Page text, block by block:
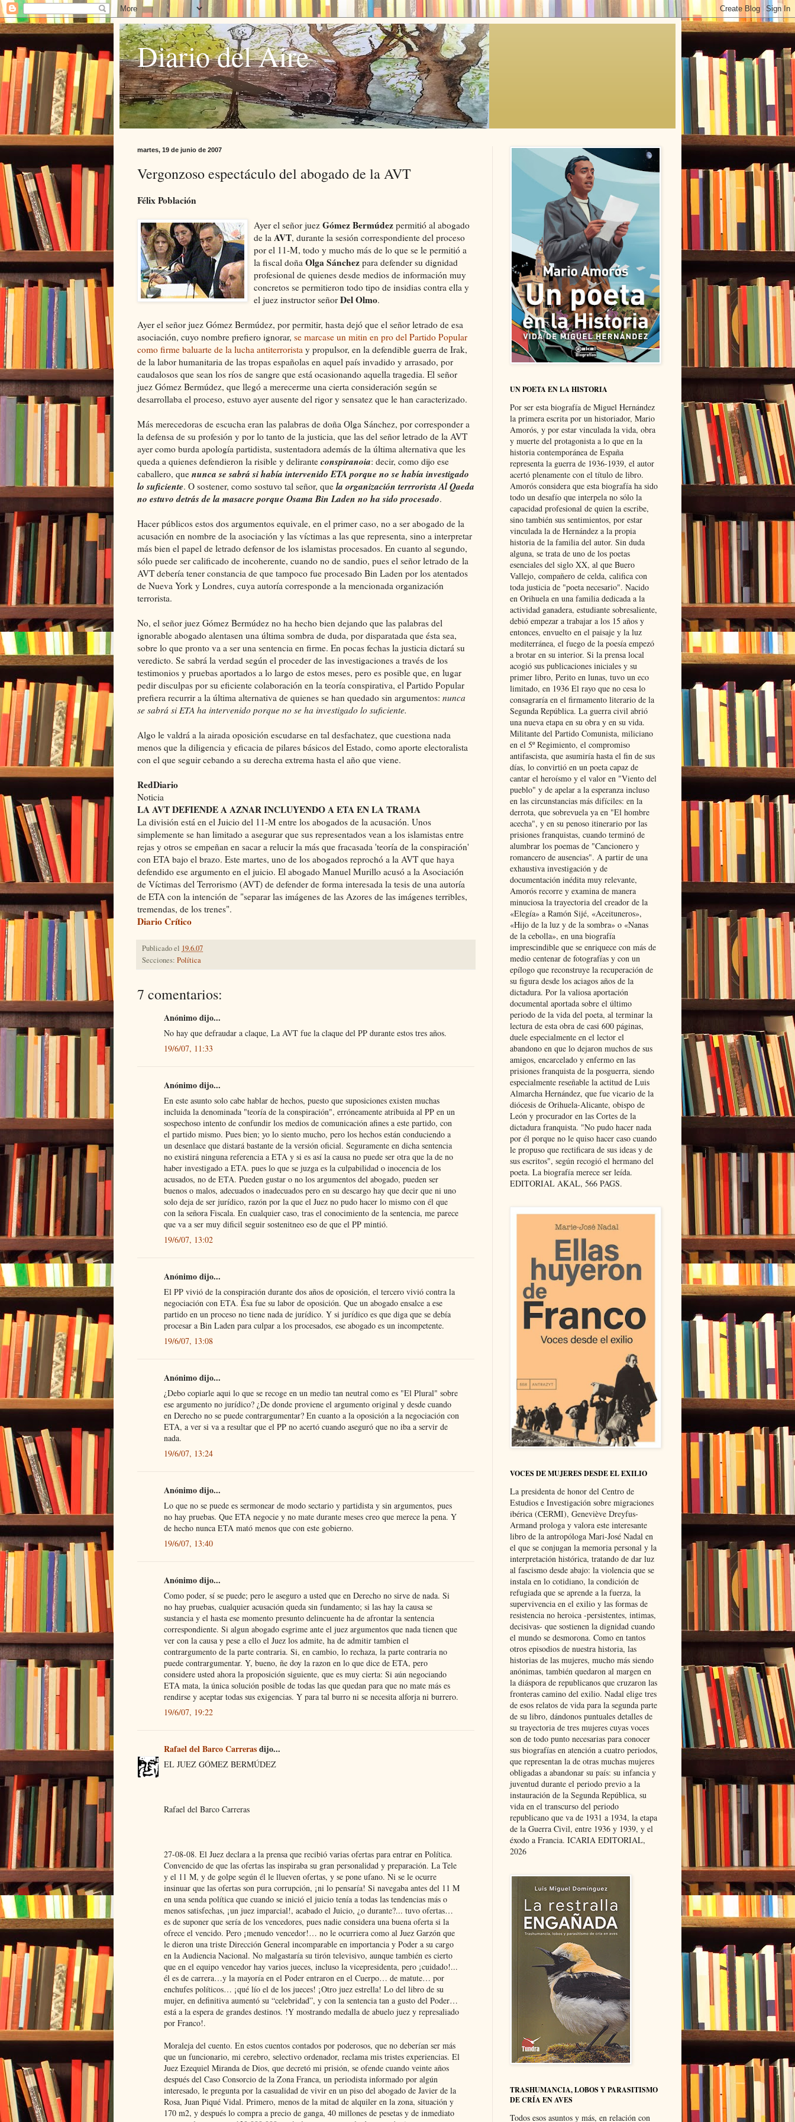
Diario del Aire
martes, 19 de junio de 2007
Vergonzoso espectáculo del abogado de la AVT
Félix Población
Ayer el señor juez Gómez Bermúdez permitió al abogado
de la AVT, durante la sesión correspondiente del proceso
por el 11-M, todo y mucho más de lo que se le permitió a
la fiscal doña Olga Sánchez para defender su dignidad
profesional de quienes desde medios de información muy
concretos se permitieron todo tipo de insidias contra ella y
el juez instructor señor Del Olmo.
Ayer el señor juez Gómez Bermúdez, por permitir, hasta dejó que el señor letrado de esa
asociación, cuyo nombre prefiero ignorar, se marcase un mitin en pro del Partido Popular
como firme baluarte de la lucha antiterrorista y propulsor, en la defendible guerra de Irak,
de la labor humanitaria de las tropas españolas en aquel país invadido y arrasado, por
caudalosos que sean los ríos de sangre que está ocasionando aquella tragedia. El señor
juez Gómez Bermúdez, que llegó a merecerme una cierta consideración según se
desarrollaba el proceso, estuvo ayer ausente del rigor y sensatez que le han caracterizado.
Más merecedoras de escucha eran las palabras de doña Olga Sánchez, por corresponder a
la defensa de su profesión y por lo tanto de la justicia, que las del señor letrado de la AVT
ayer como burda apología partidista, sustentadora además de la última alternativa que les
queda a quienes defendieron la risible y delirante conspiranoia: decir, como dijo ese
caballero, que nunca se sabrá si había intervenido ETA porque no se había investigado
lo suficiente. O sostener, como sostuvo tal señor, que la organización terrrorista Al Qaeda
no estuvo detrás de la masacre porque Osama Bin Laden no ha sido procesado.
Hacer públicos estos dos argumentos equivale, en el primer caso, no a ser abogado de la
acusación en nombre de la asociación y las víctimas a las que representa, sino a interpretar
más bien el papel de letrado defensor de los islamistas procesados. En cuanto al segundo,
sólo puede ser calificado de incoherente, cuando no de sandio, pues el señor letrado de la
AVT debería tener constancia de que tampoco fue procesado Bin Laden por los atentados
de Nueva York y Londres, cuya autoría corresponde a la mencionada organización
terrorista.
No, el señor juez Gómez Bermúdez no ha hecho bien dejando que las palabras del
ignorable abogado alentasen una última sombra de duda, por disparatada que ésta sea,
sobre lo que pronto va a ser una sentencia en firme. En pocas fechas la justicia dictará su
veredicto. Se sabrá la verdad según el proceder de las investigaciones a través de los
testimonios y pruebas aportados a lo largo de estos meses, pero es posible que, en lugar
pedir disculpas por su eficiente colaboración en la teoría conspirativa, el Partido Popular
prefiera recurrir a la última alternativa de quienes se han quedado sin argumentos: nunca
se sabrá si ETA ha intervenido porque no se ha investigado lo suficiente.
Algo le valdrá a la airada oposición escudarse en tal desfachatez, que cuestiona nada
menos que la diligencia y eficacia de pilares básicos del Estado, como aporte electoralista
con el que seguir cebando a su derecha extrema hasta el año que viene.
RedDiario
Noticia
LA AVT DEFIENDE A AZNAR INCLUYENDO A ETA EN LA TRAMA
La división está en el Juicio del 11-M entre los abogados de la acusación. Unos
simplemente se han limitado a asegurar que sus representados vean a los islamistas entre
rejas y otros se empeñan en sacar a relucir la más que fracasada 'teoría de la conspiración'
con ETA bajo el brazo. Este martes, uno de los abogados reprochó a la AVT que haya
defendido ese argumento en el juicio. El abogado Manuel Murillo acusó a la Asociación
de Víctimas del Terrorismo (AVT) de defender de forma interesada la tesis de una autoría
de ETA con la intención de "separar las imágenes de las Azores de las imágenes terribles,
tremendas, de los trenes".
Diario Crítico
Publicado el 19.6.07
Secciones: Política
7 comentarios:
Anónimo dijo...
No hay que defraudar a claque, La AVT fue la claque del PP durante estos tres años.
19/6/07, 11:33
Anónimo dijo...
En este asunto solo cabe hablar de hechos, puesto que suposiciones existen muchas
incluida la denominada "teoría de la conspiración", erróneamente atribuida al PP en un
sospechoso intento de confundir los medios de comunicación afines a este partido, con
el partido mismo. Pues bien; yo lo siento mucho, pero los hechos están conduciendo a
un desenlace que distará bastante de la versión oficial. Seguramente en dicha sentencia
no existirá ninguna referencia a ETA y si es así la causa no puede ser otra que la de no
haber investigado a ETA. pues lo que se juzga es la culpabilidad o inocencia de los
acusados, no de ETA. Pueden gustar o no los argumentos del abogado, pueden ser
buenos o malos, adecuados o inadecuados pero en su descargo hay que decir que ni uno
solo deja de ser jurídico, razón por la que el Juez no pudo hacer lo mismo con él que
con la señora Fiscala. En cualquier caso, tras el conocimiento de la sentencia, me parece
que va a ser muy dificil seguir sostenitneo eso de que el PP mintió.
19/6/07, 13:02
Anónimo dijo...
El PP vivió de la conspiración durante dos años de oposición, el tercero vivió contra la
negociación con ETA. Ésa fue su labor de oposición. Que un abogado ensalce a ese
partido en un proceso no tiene nada de jurídico. Y si jurídico es que diga que se debía
procesar a Bin Laden para culpar a los procesados, ese abogado es un incompetente.
19/6/07, 13:08
Anónimo dijo...
¿Debo copiarle aqui lo que se recoge en un medio tan neutral como es "El Plural" sobre
ese argumento no jurídico? ¿De donde proviene el argumento original y desde cuando
en Derecho no se puede contrargumentar? En cuanto a la oposición a la negociación con
ETA, a ver si va a resultar que el PP no acertó cuando aseguró que no iba a servir de
nada.
19/6/07, 13:24
Anónimo dijo...
Lo que no se puede es sermonear de modo sectario y partidista y sin argumentos, pues
no hay pruebas. Que ETA negocie y no mate durante meses creo que merece la pena. Y
de hecho nunca ETA mató menos que con este gobierno.
19/6/07, 13:40
Anónimo dijo...
Como poder, sí se puede; pero le aseguro a usted que en Derecho no sirve de nada. Si
no hay pruebas, cualquier acusación queda sin fundamento; si las hay la causa se
sustancia y el hasta ese momento presunto delincuente ha de afrontar la sentencia
correspondiente. Si algun abogado esgrime ante el juez argumentos que nada tienen que
ver con la causa y pese a ello el Juez los admite, ha de admitir tambien el
contrargumento de la parte contraria. Si, en cambio, lo rechaza, la parte contraria no
puede contrargumentar. Y, bueno, ñe doy la razon en lo que dice de ETA, pero
considere usted ahora la proposición siguiente, que es muy cierta: Si aún negociando
ETA mata, la única solución posible de todas las que quedan para que no mate más es
rendirse y aceptar todas sus exigencias. Y para tal burro ni se necesita alforja ni burrero.
19/6/07, 19:22
Rafael del Barco Carrerasdijo...
EL JUEZ GÓMEZ BERMÚDEZ
Rafael del Barco Carreras
27-08-08. El Juez declara a la prensa que recibió varias ofertas para entrar en Política.
Convencido de que las ofertas las inspiraba su gran personalidad y preparación. La Tele
y el 11 M, y de golpe según él le llueven ofertas, y se pone ufano. Ni se le ocurre
insinuar que las ofertas son pura corrupción, ¡ni lo pensaría! Si navegaba antes del 11 M
en una senda política que cuando se inició el juicio tenía a todas las tendencias más o
menos satisfechas, ¡un juez imparcial!, acabado el Juicio, ¿o durante?... tuvo ofertas…
es de suponer que sería de los vencedores, pues nadie considera una buena oferta si la
ofrece el vencido. Pero ¡menudo vencedor!… no le ocurriera como al Juez Garzón que
le dieron una triste Dirección General incomparable en importancia y Poder a su cargo
en la Audiencia Nacional. No malgastaría su tirón televisivo, aunque también es cierto
que en el equipo vencedor hay varios jueces, incluso la vicepresidenta, pero ¡cuidado!...
él es de carrera…y la mayoría en el Poder entraron en el Cuerpo… de matute… por
enchufes políticos… ¡qué lío el de los jueces! ¡Otro juez estrella! Lo del libro de su
mujer, en definitiva aumentó su “celebridad”, y con la sentencia tan a gusto del Poder…
está a la espera de grandes destinos. !Y mostrando medalla de abuelo juez y represaliado
por Franco!.
Moraleja del cuento. En estos cuentos contados por poderosos, que no deberían ser más
que un funcionario, mi cerebro, selectivo ordenador, reclama mis tristes experiencias. El
Juez Ezequiel Miranda de Dios, que decretó mi prisión, se ofende cuando veinte años
después del Caso Consorcio de la Zona Franca, un periodista informado por algún
interesado, le pregunta por la casualidad de vivir en un piso del abogado de Javier de la
Rosa, Juan Piqué Vidal. Primero, menos de la mitad de alquiler en la zona, situación y
170 m2, y después lo compra a precio de ganga, 40 millones de pesetas y de inmediato
UN POETA EN LA HISTORIA
Por ser esta biografía de Miguel Hernández
la primera escrita por un historiador, Mario
Amorós, y por estar vinculada la vida, obra
y muerte del protagonista a lo que en la
historia contemporánea de España
representa la guerra de 1936-1939, el autor
acertó plenamente con el título de libro.
Amorós considera que esta biografía ha sido
todo un desafío que interpela no sólo la
capacidad profesional de quien la escribe,
sino también sus sentimientos, por estar
vinculada la de Hernández a la propia
historia de la familia del autor. Sin duda
alguna, se trata de uno de los poetas
esenciales del siglo XX, al que Buero
Vallejo, compañero de celda, califica con
toda justicia de "poeta necesario". Nacido
en Orihuela en una familia dedicada a la
actividad ganadera, estudiante sobresaliente,
debió empezar a trabajar a los 15 años y
entonces, envuelto en el paisaje y la luz
mediterránea, el fuego de la poesía empezó
a brotar en su interior. Si la prensa local
acogió sus publicaciones iniciales y su
primer libro, Perito en lunas, tuvo un eco
limitado, en 1936 El rayo que no cesa lo
consagraría en el firmamento literario de la
Segunda República. La guerra civil abrió
una nueva etapa en su obra y en su vida.
Militante del Partido Comunista, miliciano
en el 5º Regimiento, el compromiso
antifascista, que asumiría hasta el fin de sus
días, lo convirtió en un poeta capaz de
cantar el heroísmo y el valor en "Viento del
pueblo" y de apelar a la esperanza incluso
en las circunstancias más difíciles: en la
derrota, que sobrevuela ya en "El hombre
acecha", y en su penoso itinerario por las
prisiones franquistas, cuando terminó de
alumbrar los poemas de "Cancionero y
romancero de ausencias". A partir de una
exhaustiva investigación y de
documentación inédita muy relevante,
Amorós recorre y examina de manera
minuciosa la trayectoria del creador de la
«Elegía» a Ramón Sijé, «Aceituneros»,
«Hijo de la luz y de la sombra» o «Nanas
de la cebolla», en una biografía
imprescindible que se enriquece con más de
medio centenar de fotografías y con un
epílogo que reconstruye la recuperación de
su figura desde los aciagos años de la
dictadura. Por la valiosa aportación
documental aportada sobre el último
periodo de la vida del poeta, al terminar la
lectura de esta obra de casi 600 páginas,
duele especialmente en el lector el
abandono en que lo dejaron muchos de sus
amigos, encarcelado y enfermo en las
prisiones franquista de la posguerra, siendo
especialmente reseñable la actitud de Luis
Almarcha Hernández, que fue vicario de la
diócesis de Orihuela-Alicante, obispo de
León y procurador en las Cortes de la
dictadura franquista. "No pudo hacer nada
por él porque no le quiso hacer caso cuando
le propuso que rectificara de sus ideas y de
sus escritos", según recogió el hermano del
poeta. La biografía merece ser leída.
EDITORIAL AKAL, 566 PAGS.
VOCES DE MUJERES DESDE EL EXILIO
La presidenta de honor del Centro de
Estudios e Investigación sobre migraciones
ibérica (CERMI), Geneviève Dreyfus-
Armand prologa y valora este interesante
libro de la antropóloga Mari-José Nadal en
el que se conjugan la memoria personal y la
interpretación histórica, tratando de dar luz
al fascismo desde abajo: la violencia que se
instala en lo cotidiano, la condición de
refugiada que se aprende a la fuerza, la
supervivencia en el exilio y las formas de
resistencia no heroica -persistentes, intimas,
decisivas- que sostienen la dignidad cuando
el mundo se desmorona. Como en tantos
otros episodios de nuestra historia, las
historias de las mujeres, mucho más siendo
anónimas, también quedaron al margen en
la diáspora de republicanos que cruzaron las
fronteras camino del exilio. Nadal elige tres
de esos relatos de vida para la segunda parte
de su libro, dándonos puntuales detalles de
su trayectoria de tres mujeres cuyas voces
son de todo punto necesarias para conocer
sus biografías en atención a cuatro periodos,
que representan la de otras muchas mujeres
obligadas a abandonar su país: su infancia y
juventud durante el periodo previo a la
instauración de la Segunda República, su
vida en el transcurso del periodo
republicano que va de 1931 a 1934, la etapa
de la Guerra Civil, entre 1936 y 1939, y el
éxodo a Francia. ICARIA EDITORIAL,
2026
TRASHUMANCIA, LOBOS Y PARASITISMO
DE CRÍA EN AVES
Todos esos asuntos y más, en relación con